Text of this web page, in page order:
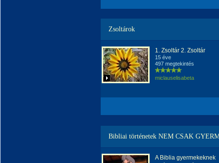
Zsoltárok
1. Zsoltár 2. Zsoltár
15 éve
497 megtekintés
miclauselisabeta
Bibliai történetek NEM CSAK
A Biblia gyermekeknek